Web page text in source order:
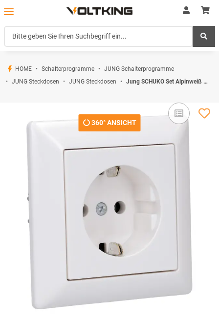
HOME Schalterprogramme
JUNG Schalterprogramme
JUNG Steckdosen
JUNG Steckdosen Jung SCHUKO Set Alpinweiß Serie A AS581WW Rahmen 1-fach + A1520WW SCHUKO® Steckdose
360° ANSICHT